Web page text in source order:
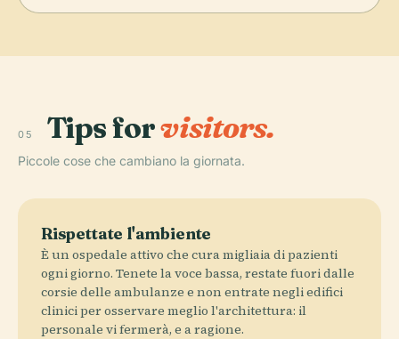
05 Tips forvisitors.
Piccole cose che cambiano la giornata.
Rispettate l'ambiente
È un ospedale attivo che cura migliaia di pazienti
ogni giorno. Tenete la voce bassa, restate fuori dalle
corsie delle ambulanze e non entrate negli edifici
clinici per osservare meglio l'architettura: il
personale vi fermerà, e a ragione.